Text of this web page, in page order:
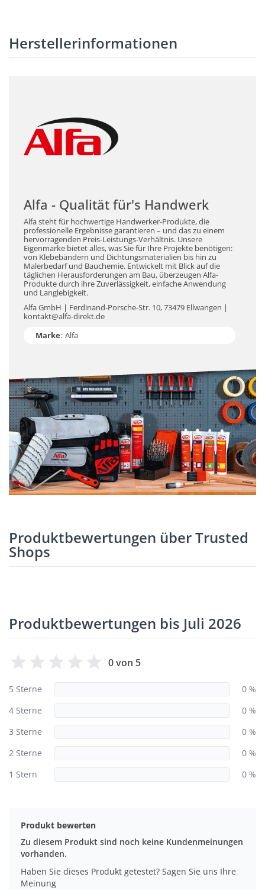
Herstellerinformationen
Alfa - Qualität für's Handwerk
Alfa steht für hochwertige Handwerker-Produkte, die
professionelle Ergebnisse garantieren – und das zu einem
hervorragenden Preis-Leistungs-Verhältnis. Unsere
Eigenmarke bietet alles, was Sie für Ihre Projekte benötigen:
von Klebebändern und Dichtungsmaterialien bis hin zu
Malerbedarf und Bauchemie. Entwickelt mit Blick auf die
täglichen Herausforderungen am Bau, überzeugen Alfa-
Produkte durch ihre Zuverlässigkeit, einfache Anwendung
und Langlebigkeit.
Alfa GmbH | Ferdinand-Porsche-Str. 10, 73479 Ellwangen |
kontakt@alfa-direkt.de
Marke: Alfa
Produktbewertungen über Trusted
Shops
Produktbewertungen bis Juli 2026
0 von 5
5 Sterne
0 %
4 Sterne
0 %
3 Sterne
0 %
2 Sterne
0 %
1 Stern
0 %
Produkt bewerten
Zu diesem Produkt sind noch keine Kundenmeinungen
vorhanden.
Haben Sie dieses Produkt getestet? Sagen Sie uns Ihre
Meinung